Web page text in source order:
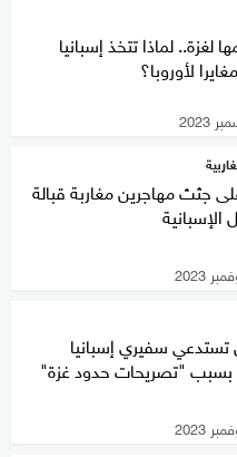
لغزة.. لماذا تتخذ إسبانيا
لأوروبا؟
جثث مهاجرين مغاربة قبالة
الإسبانية
تستدعي سفيري إسبانيا
بسبب "تصريحات حدود غزة"